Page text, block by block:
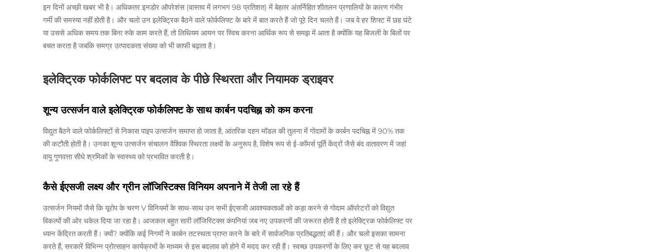
इन दिनों अच्छी खबर भी है। अधिकतर इनडोर ऑपरेशंस (वास्तव में लगभग 98 प्रतिशत) में बेहतर अंतर्निहित शीतलन प्रणालियों के कारण गंभीर
गर्मी की समस्या नहीं होती है। और चलो उन इलेक्ट्रिक बैठने वाले फोर्कलिफ्ट के बारे में बात करते हैं जो पूरे दिन चलते हैं। जब वे हर शिफ्ट में छह घंटे
या उससे अधिक समय तक बिना रुके काम करते हैं, तो लिथियम आयन पर स्विच करना आर्थिक रूप से समझ में आता है क्योंकि यह बिजली के बिलों पर
बचत करता है जबकि समग्र उत्पादकता संख्या को भी काफी बढ़ाता है।
इलेक्ट्रिक फोर्कलिफ्ट पर बदलाव के पीछे स्थिरता और नियामक ड्राइवर
शून्य उत्सर्जन वाले इलेक्ट्रिक फोर्कलिफ्ट के साथ कार्बन पदचिह्न को कम करना
विद्युत बैठने वाले फोर्कलिफ्टों से निकास पाइप उत्सर्जन समाप्त हो जाता है, आंतरिक दहन मॉडल की तुलना में गोदामों के कार्बन पदचिह्न में 90% तक
की कटौती होती है। उनका शून्य उत्सर्जन संचालन वैश्विक स्थिरता लक्ष्यों के अनुरूप है, विशेष रूप से ई-कॉमर्स पूर्ति केंद्रों जैसे बंद वातावरण में जहां
वायु गुणवत्ता सीधे श्रमिकों के स्वास्थ्य को प्रभावित करती है।
कैसे ईएसजी लक्ष्य और ग्रीन लॉजिस्टिक्स विनियम अपनाने में तेजी ला रहे हैं
उत्सर्जन नियमों जैसे कि यूरोप के चरण V विनियमों के साथ-साथ उन सभी ईएसजी आवश्यकताओं को कड़ा करने से गोदाम ऑपरेटरों को विद्युत
विकल्पों की ओर धकेल दिया जा रहा है। आजकल बहुत सारी लॉजिस्टिक्स कंपनियां जब नए उपकरणों की जरूरत होती है तो इलेक्ट्रिक फोर्कलिफ्ट पर
ध्यान केंद्रित करती हैं। क्यों? क्योंकि कई निगमों ने कार्बन तटस्थता प्राप्त करने के बारे में सार्वजनिक प्रतिबद्धताएं की हैं। और चलो इसका सामना
करते हैं, सरकारें विभिन्न प्रोत्साहन कार्यक्रमों के माध्यम से इस बदलाव को होने में मदद कर रही हैं। स्वच्छ उपकरणों के लिए कर छूट से यह बदलाव